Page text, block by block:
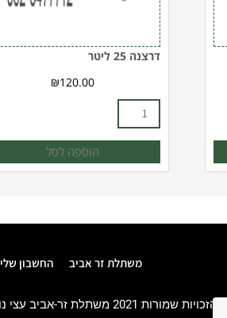
דרצנה 25 ליטר
₪120.00
הוספה לסל
משתלת זר אביב החשבון שלי
כל הזכויות שמורות 2021 משתלת זר-אביב עצי נוי | שיחים | צמחים | עצי פרי | עצי זית. כל הזכויות שמורות. |